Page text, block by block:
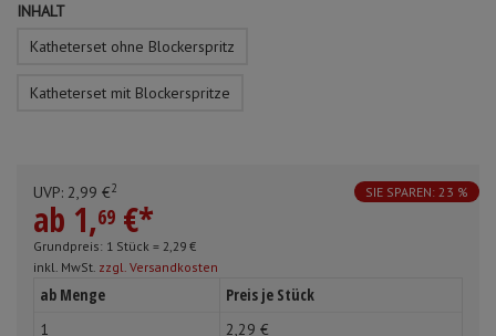
INHALT
Katheterset ohne Blockerspritz
Katheterset mit Blockerspritze
UVP: 2,99 €2
ab 1,69 €*
SIE SPAREN: 23 %
Grundpreis: 1 Stück = 2,29 €
inkl. MwSt. zzgl. Versandkosten
ab Menge Preis je Stück
1 2,29 €